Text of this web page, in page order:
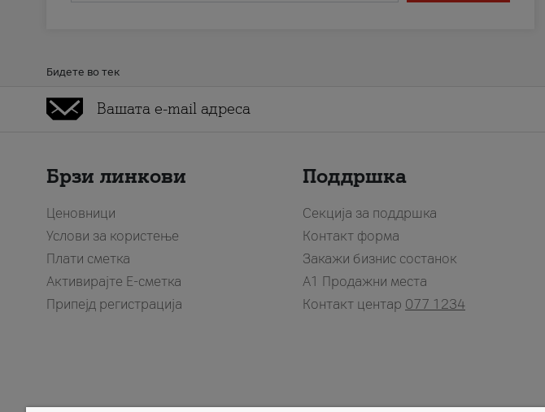
Бидете во тек
Брзи линкови
Ценовници
Услови за користење
Плати сметка
Активирајте Е-сметка
Припејд регистрација
Поддршка
Секција за поддршка
Контакт форма
Закажи бизнис состанок
A1 Продажни места
Контакт центар 077 1234